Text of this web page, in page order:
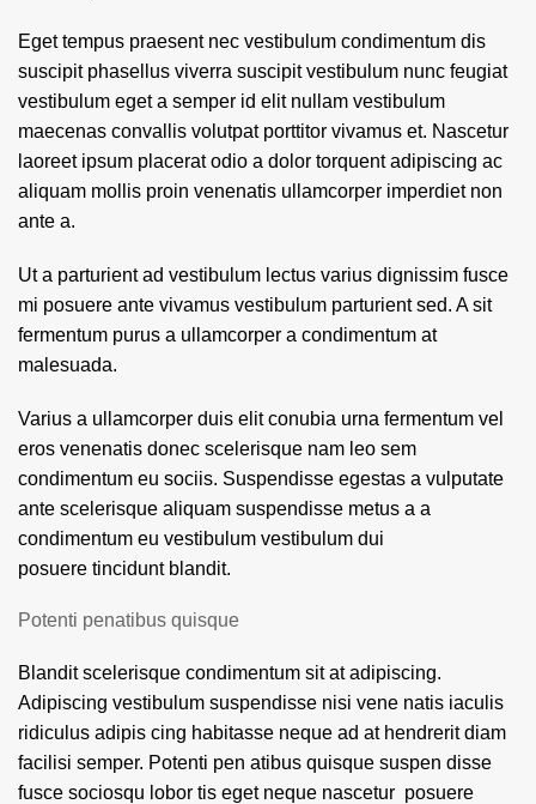
Eget tempus praesent nec vestibulum condimentum dis
suscipit phasellus viverra suscipit vestibulum nunc feugiat
vestibulum eget a semper id elit nullam vestibulum
maecenas convallis volutpat porttitor vivamus et. Nascetur
laoreet ipsum placerat odio a dolor torquent adipiscing ac
aliquam mollis proin venenatis ullamcorper imperdiet non
ante a.
Ut a parturient ad vestibulum lectus varius dignissim fusce
mi posuere ante vivamus vestibulum parturient sed. A sit
fermentum purus a ullamcorper a condimentum at
malesuada.
Varius a ullamcorper duis elit conubia urna fermentum vel
eros venenatis donec scelerisque nam leo sem
condimentum eu sociis. Suspendisse egestas a vulputate
ante scelerisque aliquam suspendisse metus a a
condimentum eu vestibulum vestibulum dui
posuere tincidunt blandit.
Potenti penatibus quisque
Blandit scelerisque condimentum sit at adipiscing.
Adipiscing vestibulum suspendisse nisi vene natis iaculis
ridiculus adipis cing habitasse neque ad at hendrerit diam
facilisi semper. Potenti pen atibus quisque suspen disse
fusce sociosqu lobor tis eget neque nascetur posuere